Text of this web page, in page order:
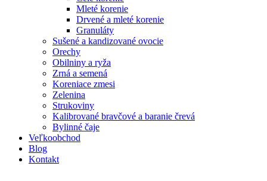
Mleté korenie
Drvené a mleté korenie
Granuláty
Sušené a kandizované ovocie
Orechy
Obilniny a ryža
Zrná a semená
Koreniace zmesi
Zelenina
Strukoviny
Kalibrované bravčové a baranie črevá
Bylinné čaje
Veľkoobchod
Blog
Kontakt